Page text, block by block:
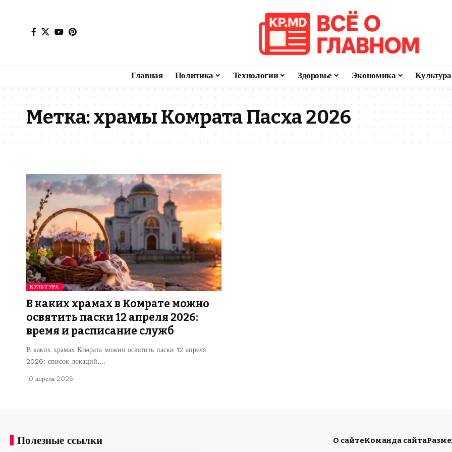
Главная Политика Технологии Здоровье Экономика Культура
Метка:храмы Комрата Пасха 2026
КУЛЬТУРА
В каких храмах в Комрате можно
освятить паски 12 апреля 2026:
время и расписание служб
В каких храмах Комрата можно освятить паски 12 апреля
2026: список локаций,…
10 апреля 2026
Полезные ссылки О сайтеКоманда сайта